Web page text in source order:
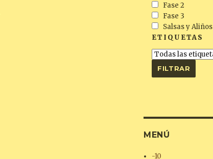
Fase 2
Fase 3
Salsas y Aliños
ETIQUETAS
MENÚ
-10